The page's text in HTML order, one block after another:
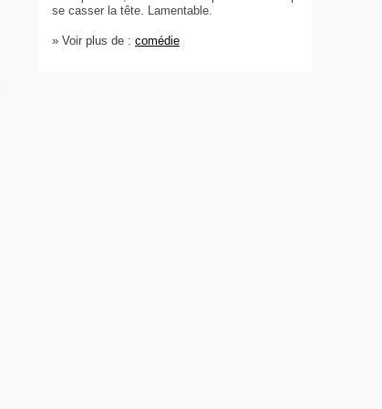
se casser la tête. Lamentable.
» Voir plus de : comédie